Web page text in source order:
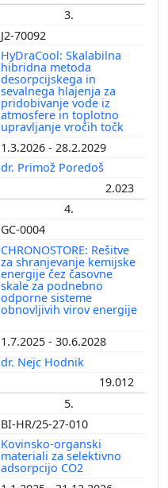
3.
J2-70092
HyDraCool: Skalabilna
hibridna metoda
desorpcijskega in
sevalnega hlajenja za
pridobivanje vode iz
atmosfere in toplotno
upravljanje vročih točk
1.3.2026 - 28.2.2029
dr. Primož Poredoš
2.023
4.
GC-0004
CHRONOSTORE: Rešitve
za shranjevanje kemijske
energije čez časovne
skale za podnebno
odporne sisteme
obnovljivih virov energije
1.7.2025 - 30.6.2028
dr. Nejc Hodnik
19.012
5.
BI-HR/25-27-010
Kovinsko-organski
materiali za selektivno
adsorpcijo CO2